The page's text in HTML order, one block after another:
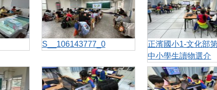
S__106143777_0
正濱國小1-文化部
中小學生讀物選介